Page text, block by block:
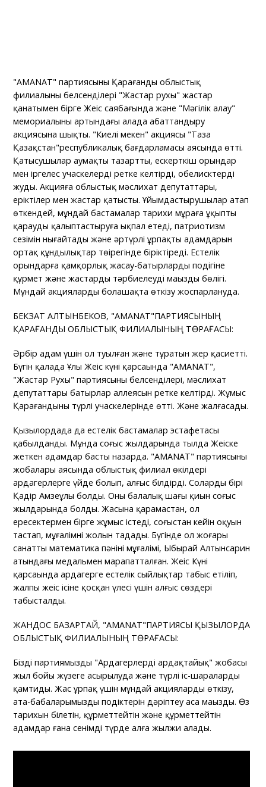
"AMANAT" партиясының Қарағанды облыстық
филиалының белсенділері "Жастар рухы" жастар
қанатымен бірге Жеңіс саябағында және "Мәңгілік алау"
мемориалының артындағы алаңда абаттандыру
акциясына шықты. "Киелі мекен" акциясы "Таза
Қазақстан"республикалық бағдарламасы аясында өтті.
Қатысушылар аумақты тазартты, ескерткіш орындар
мен іргелес учаскелерді ретке келтірді, обелисктерді
жуды. Акцияға облыстық мәслихат депутаттары,
еріктілер мен жастар қатысты. Ұйымдастырушылар атап
өткендей, мұндай бастамалар тарихи мұраға ұқыпты
қарауды қалыптастыруға ықпал етеді, патриотизм
сезімін нығайтады және әртүрлі ұрпақтың адамдарын
ортақ құндылықтар төңірегінде біріктіреді. Естелік
орындарға қамқорлық жасау-батырлардың подігіне
құрмет және жастарды тәрбиелеудің маңызды бөлігі.
Мұндай акцияларды болашақта өткізу жоспарлануда.
БЕКЗАТ АЛТЫНБЕКОВ, "AMANAT"ПАРТИЯСЫНЫҢ
ҚАРАҒАНДЫ ОБЛЫСТЫҚ ФИЛИАЛЫНЫҢ ТӨРАҒАСЫ:
Әрбір адам үшін ол туылған және тұратын жер қасиетті.
Бүгін қалада Ұлы Жеңіс күні қарсаңында "AMANAT",
"Жастар Рухы" партиясының белсенділері, мәслихат
депутаттары батырлар аллеясын ретке келтірді. Жұмыс
Қарағандының түрлі учаскелерінде өтті. Және жалғасады.
Қызылордада да естелік бастамалар эстафетасы
қабылданды. Мұнда соғыс жылдарында тылда Жеңіске
жеткен адамдар басты назарда. "AMANAT" партиясының
жобалары аясында облыстық филиал өкілдері
ардагерлерге үйде болып, алғыс білдірді. Солардың бірі
Қадір Амзеұлы болды. Оның балалық шағы қиын соғыс
жылдарында болды. Жасына қарамастан, ол
ересектермен бірге жұмыс істеді, соғыстан кейін оқуын
тастап, мұғалімнің жолын таңдады. Бүгінде ол жоғары
санатты математика пәнінің мұғалімі, Ыбырай Алтынсарин
атындағы медальмен марапатталған. Жеңіс Күні
қарсаңында ардагерге естелік сыйлықтар табыс етіліп,
жалпы жеңіс ісіне қосқан үлесі үшін алғыс сөздері
табысталды.
ЖАНДОС БАЗАРТАЙ, "AMANAT"ПАРТИЯСЫ ҚЫЗЫЛОРДА
ОБЛЫСТЫҚ ФИЛИАЛЫНЫҢ ТӨРАҒАСЫ:
Біздің партиямыздың "Ардагерлерді ардақтайық" жобасы
жыл бойы жүзеге асырылуда және түрлі іс-шараларды
қамтиды. Жас ұрпақ үшін мұндай акцияларды өткізу,
ата-бабаларымыздың подіктерін дәріптеу аса маңызды. Өз
тарихын білетін, құрметтейтін және құрметтейтін
адамдар ғана сенімді түрде алға жылжи алады.